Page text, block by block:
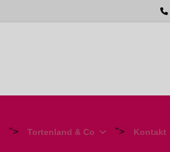
"> Tortenland & Co "> Kontakt